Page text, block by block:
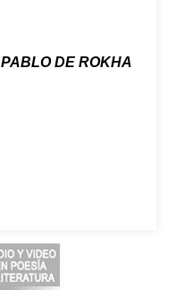
PABLO DE ROKHA